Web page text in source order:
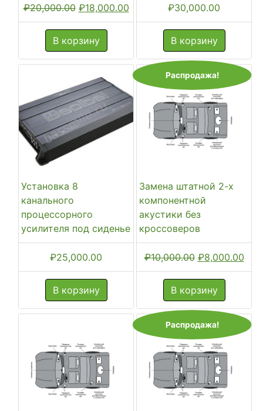
₽20,000.00 Первоначальная
цена
составляла
₽20,000.00.
₽18,000.00Текущая
цена:
₽18,000.00.
В корзину
₽30,000.00
В корзину
Установка 8
канального
процессорного
усилителя под сиденье
₽25,000.00
В корзину
Распродажа!
Замена штатной 2-х
компонентной
акустики без
кроссоверов
₽10,000.00
цена
составляла
₽10,000.00.
₽8,000.00
В корзину
Распродажа!